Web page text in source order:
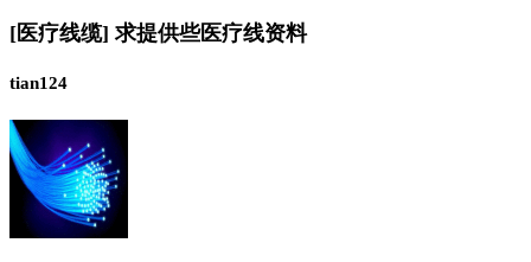
[医疗线缆] 求提供些医疗线资料
tian124